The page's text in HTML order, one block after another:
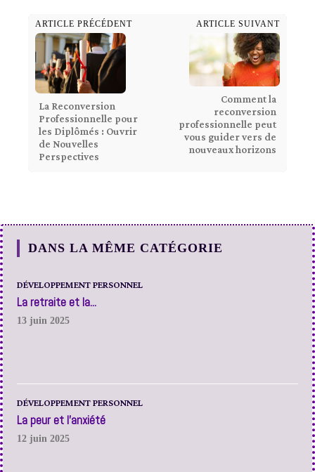
ARTICLE PRÉCÉDENT
La Reconversion
Professionnelle pour
les Diplômés : Ouvrir
de Nouvelles
Perspectives
ARTICLE SUIVANT
Comment la
reconversion
professionnelle peut
vous guider vers de
nouveaux horizons
DANS LA MÊME CATÉGORIE
DÉVELOPPEMENT PERSONNEL
La retraite et la...
13 juin 2025
DÉVELOPPEMENT PERSONNEL
La peur et l’anxiété
12 juin 2025